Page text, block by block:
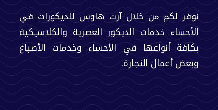
نوفر لكم من خلال آرت هاوس للديكورات في
الأحساء خدمات الديكور العصرية والكلاسيكية
بكافة أنواعها في الأحساء وخدمات الأصباغ
وبعض أعمال النجارة.